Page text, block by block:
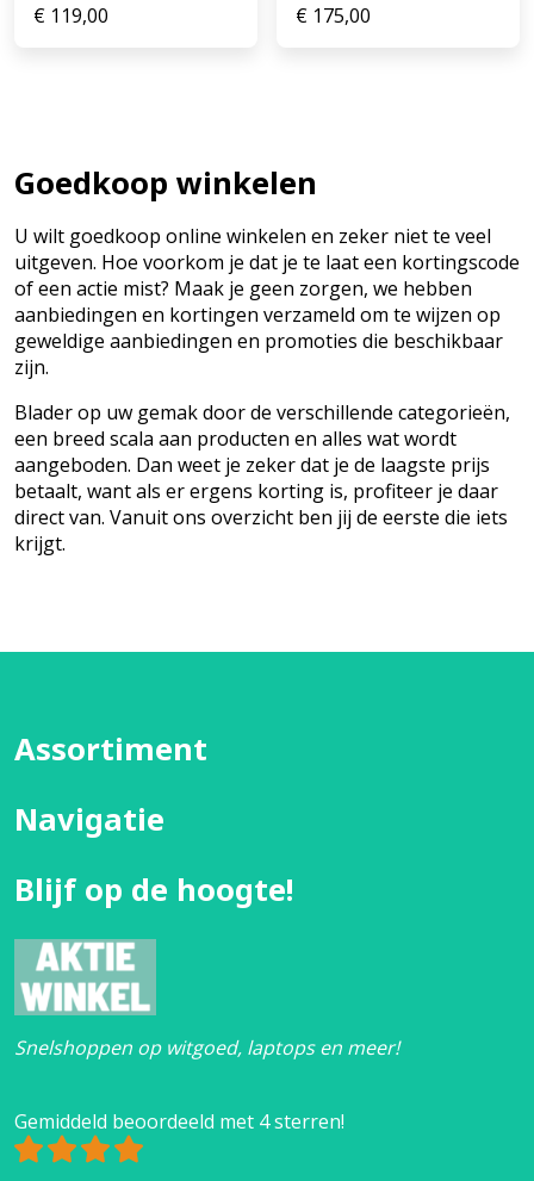
€ 119,00 € 175,00
Goedkoop winkelen
U wilt goedkoop online winkelen en zeker niet te veel
uitgeven. Hoe voorkom je dat je te laat een kortingscode
of een actie mist? Maak je geen zorgen, we hebben
aanbiedingen en kortingen verzameld om te wijzen op
geweldige aanbiedingen en promoties die beschikbaar
zijn.
Blader op uw gemak door de verschillende categorieën,
een breed scala aan producten en alles wat wordt
aangeboden. Dan weet je zeker dat je de laagste prijs
betaalt, want als er ergens korting is, profiteer je daar
direct van. Vanuit ons overzicht ben jij de eerste die iets
krijgt.
Assortiment
Navigatie
Blijf op de hoogte!
Snelshoppen op witgoed, laptops en meer!
Gemiddeld beoordeeld met 4 sterren!